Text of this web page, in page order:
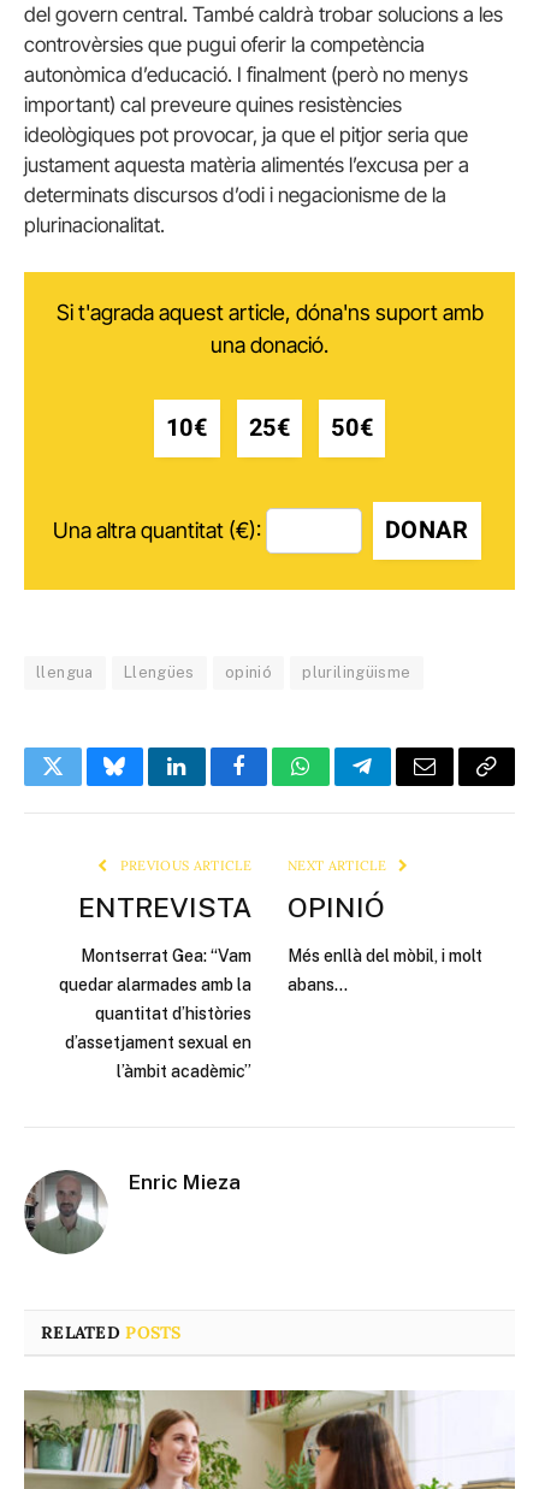
del govern central. També caldrà trobar solucions a les
controvèrsies que pugui oferir la competència
autonòmica d’educació. I finalment (però no menys
important) cal preveure quines resistències
ideològiques pot provocar, ja que el pitjor seria que
justament aquesta matèria alimentés l’excusa per a
determinats discursos d’odi i negacionisme de la
plurinacionalitat.
Si t'agrada aquest article, dóna'ns suport amb
una donació.
10€ 25€ 50€
Una altra quantitat (€): DONAR
llengua Llengües opinió plurilingüisme
TwitterBlueskyLinkedInFacebookWhatsAppTelegramEmail Copy
PREVIOUS ARTICLE
ENTREVISTA
Montserrat Gea: “Vam
quedar alarmades amb la
quantitat d’històries
d’assetjament sexual en
l’àmbit acadèmic”
NEXT ARTICLE
OPINIÓ
Més enllà del mòbil, i molt
abans…
Enric Mieza
RELATEDPOSTS